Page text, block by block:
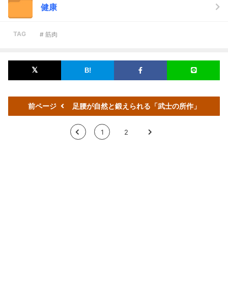
健康
TAG # 筋肉
前ページ 足腰が自然と鍛えられる「武士の所作」
< 1 2 >